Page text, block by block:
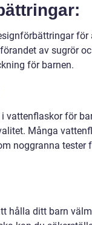
för
av sugrör
för barnen.
vattenflaskor för
Många
noggranna tester
hålla ditt barn